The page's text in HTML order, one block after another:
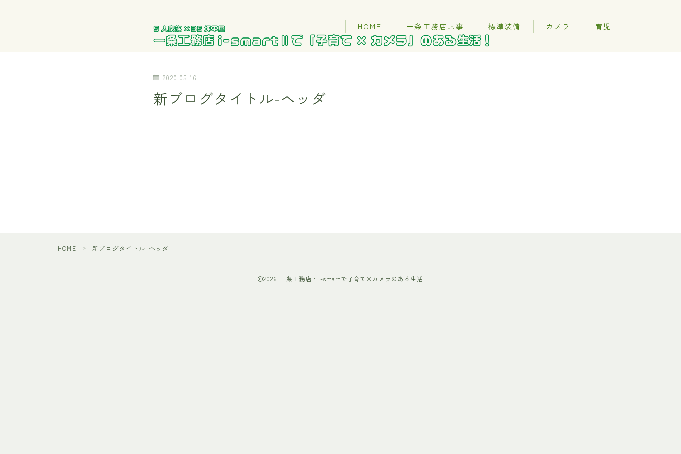
HOME 一条工務店記事 標準装備 カメラ 育児
2020.05.16
新ブログタイトル-ヘッダ
HOME ＞ 新ブログタイトル-ヘッダ
2026 一条工務店・i-smartで子育て×カメラのある生活